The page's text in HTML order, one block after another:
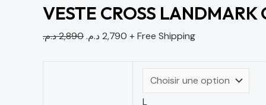
VESTE CROSS LANDMARK
2,890د.م. 2,790د.م. + Free Shipping
L